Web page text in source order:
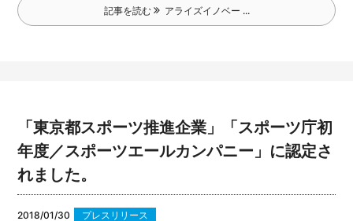
記事を読む アライズイノベー ...
「東京都スポーツ推進企業」「スポーツ庁初
年度／スポーツエールカンパニー」に認定さ
れました。
2018/01/30 プレスリリース